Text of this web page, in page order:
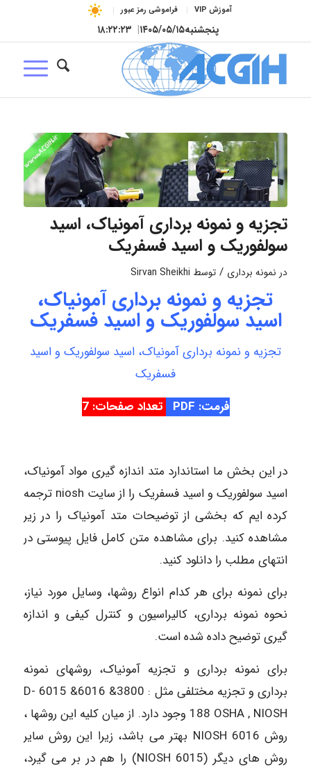
آموزش VIP فراموشی رمز عبور
پنجشنبه۱۴۰۵/۰۵/۱۵| ۱۸:۲۲:۲۳
تجزیه و نمونه برداری آمونیاک، اسید
سولفوریک و اسید فسفریک
در نمونه برداری / توسط Sirvan Sheikhi
تجزیه و نمونه برداری آمونیاک،
اسید سولفوریک و اسید فسفریک
تجزیه و نمونه برداری آمونیاک، اسید سولفوریک و اسید
فسفریک
فرمت: PDF
تعداد صفحات: 7
در این بخش ما استاندارد متد اندازه گیری مواد آمونیاک،
اسید سولفوریک و اسید فسفریک را از سایت niosh ترجمه
کرده ایم که بخشی از توضیحات متد آمونیاک را در زیر
مشاهده کنید. برای مشاهده متن کامل فایل پیوستی در
انتهای مطلب را دانلود کنید.
برای نمونه برای هر کدام انواع روشها، وسایل مورد نیاز،
نحوه نمونه برداری، کالیراسیون و کنترل کیفی و اندازه
گیری توضیح داده شده است.
برای نمونه برداری و تجزیه آمونیاک، روشهای نمونه
برداری و تجزیه مختلفی مثل : 3800& 6016& 6015 D-
188 OSHA , NIOSH وجود دارد. از میان کلیه این روشها ،
روش 6016 NIOSH بهتر می باشد، زیرا این روش سایر
روش های دیگر (6015 NIOSH) را هم در بر می گیرد،